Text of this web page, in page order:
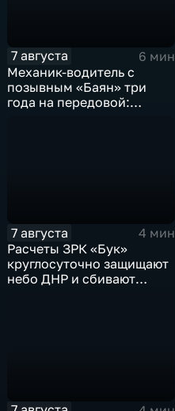
7 августа
6 мин
Механик-водитель с
позывным «Баян» три
года на передовой:
7 августа
4 мин
Расчеты ЗРК «Бук»
круглосуточно защищают
небо ДНР и сбивают